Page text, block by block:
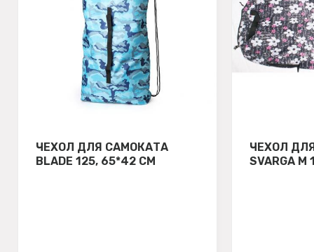
ЧЕХОЛ ДЛЯ САМОКАТА
BLADE 125, 65*42 СМ
ЧЕХОЛ
SVARGA М